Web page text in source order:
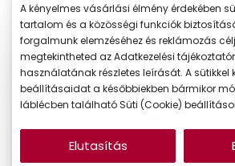
A feltűntetett ár a szemüvegkeretre
A kényelmes vásárlási élmény érdekében
tartalom és a közösségi funkciók
forgalmunk elemzéséhez és reklámozás
megtekintheted az Adatkezelési
használatának részletes leírását. A sütikkel
beállításaidat a későbbiekben bármikor
láblécben található Süti (Cookie)
Elutasítás